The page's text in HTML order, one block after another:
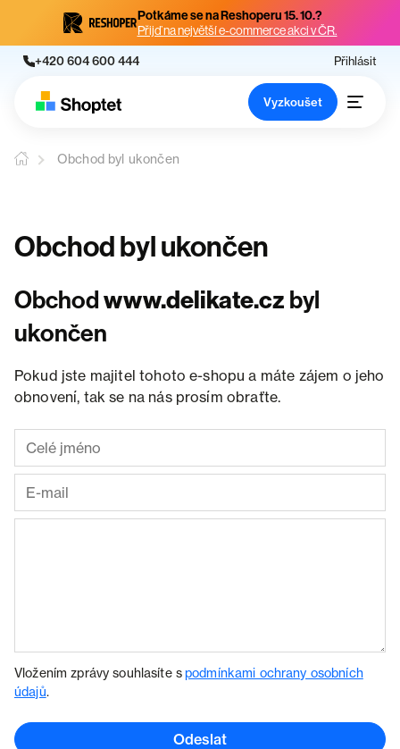
Potkáme se na Reshoperu 15. 10.?
Přijď na největší e-commerce akci v ČR.
+420 604 600 444 Přihlásit
Vyzkoušet
Obchod byl ukončen
Obchod byl ukončen
Obchodwww.delikate.cz byl
ukončen
Pokud jste majitel tohoto e-shopu a máte zájem o jeho
obnovení, tak se na nás prosím obraťte.
Vložením zprávy souhlasíte spodmínkami ochrany osobních
údajů.
Odeslat